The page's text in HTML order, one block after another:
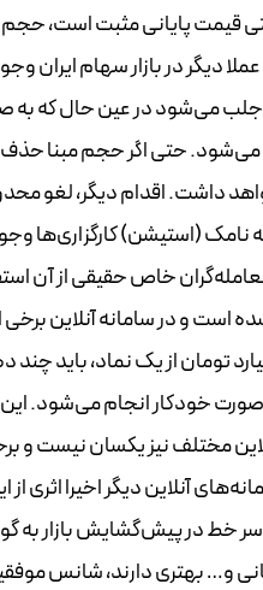
دیگر در بازار سهام ایران
جلب ‌می‌شود در عین حال که به
می‌شود. حتی اگر حجم مبنا
داشت. اقدام دیگر، لغو
نامک (استیشن) کارگزاری‌ها
شده است و در سامانه آنلاین
برای نمونه، برای خرید ۲ میلیارد تومان
صورت خودکار انجام می‌شود.
مختلف نیز یکسان نیست و
آنلاین دیگر اخیرا
در پیش‌گشایش بازار به
و… بهتری دارند، شانس